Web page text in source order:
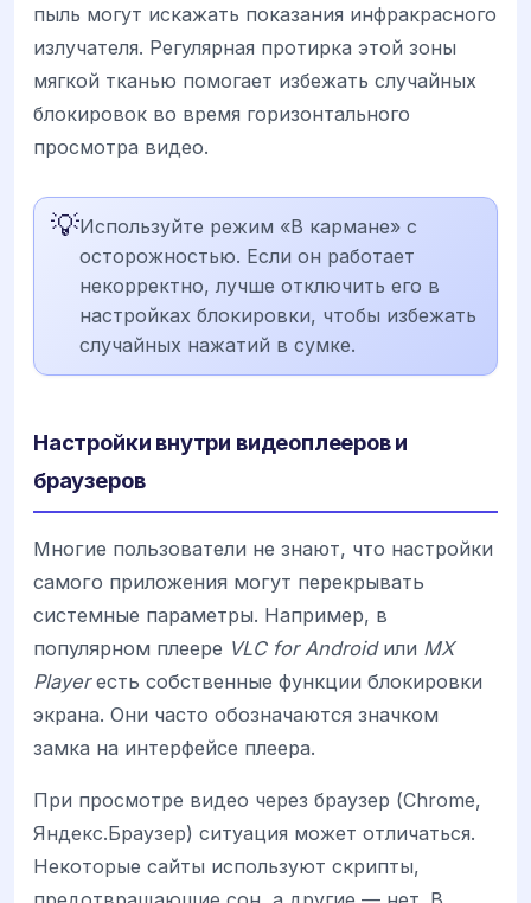
пыль могут искажать показания инфракрасного
излучателя. Регулярная протирка этой зоны
мягкой тканью помогает избежать случайных
блокировок во время горизонтального
просмотра видео.
💡Используйте режим «В кармане» с
осторожностью. Если он работает
некорректно, лучше отключить его в
настройках блокировки, чтобы избежать
случайных нажатий в сумке.
Настройки внутри видеоплееров и
браузеров
Многие пользователи не знают, что настройки
самого приложения могут перекрывать
системные параметры. Например, в
популярном плеере VLC for Androidили MX
Playerесть собственные функции блокировки
экрана. Они часто обозначаются значком
замка на интерфейсе плеера.
При просмотре видео через браузер (Chrome,
Яндекс.Браузер) ситуация может отличаться.
Некоторые сайты используют скрипты,